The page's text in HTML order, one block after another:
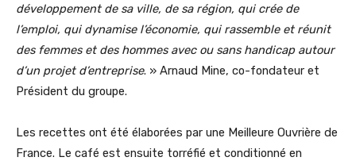
développement de sa ville, de sa région, qui crée de
l’emploi, qui dynamise l’économie, qui rassemble et réunit
des femmes et des hommes avec ou sans handicap autour
d’un projet d’entreprise. » Arnaud Mine, co-fondateur et
Président du groupe.
Les recettes ont été élaborées par une Meilleure Ouvrière de
France. Le café est ensuite torréfié et conditionné en